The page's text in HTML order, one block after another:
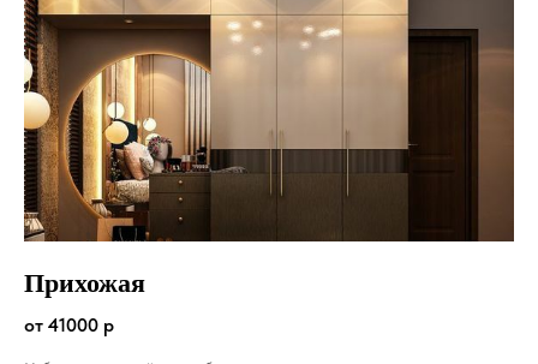
Прихожая
от 41000 р